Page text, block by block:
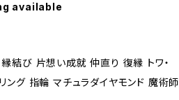
available
結び 片想い成就 仲直り 復縁 トワ・
ング 指輪 マチュラダイヤモンド 魔術師